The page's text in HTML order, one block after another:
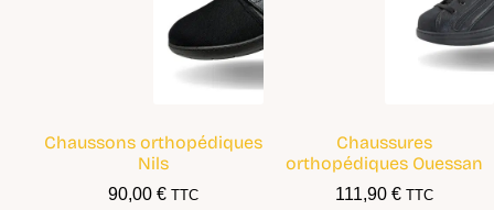
Chaussons orthopédiques
Nils
90,00€ TTC
Chaussures
orthopédiques Ouessan
111,90€ TTC